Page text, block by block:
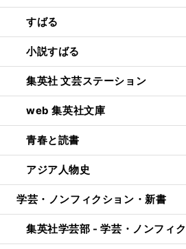
すばる
小説すばる
集英社 文芸ステーション
web 集英社文庫
青春と読書
アジア人物史
学芸・ノンフィクション・新書
集英社学芸部 - 学芸・ノンフィ